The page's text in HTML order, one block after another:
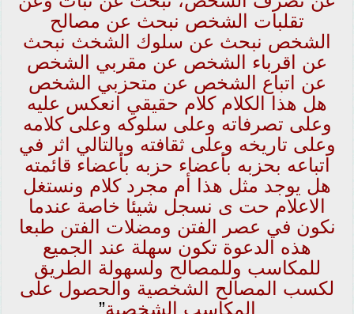
تقلبات الشخص نبحث عن مصالح
الشخص نبحث عن سلوك الشخث نبحث
عن اقرباء الشخص عن مقربي الشخص
عن اتباع الشخص عن متحزبي الشخص
هل هذا الكلام كلام حقيقي انعكس عليه
وعلى تصرفاته وعلى سلوكه وعلى كلامه
وعلى تاريخه وعلى ثقافته وبالتالي اثر في
اتباعه بحزبه بأعضاء حزبه بأعضاء قائمته
هل يوجد مثل هذا أم مجرد كلام ونستغل
الاعلام حت ى نسجل شيئا خاصة عندما
نكون في عصر الفتن ومضلات الفتن طبعا
هذه الدعوة تكون سهلة عند الجميع
للمكاسب وللمصالح ولسهولة الطريق
لكسب المصالح الشخصية والحصول على
المكاسب الشخصية”